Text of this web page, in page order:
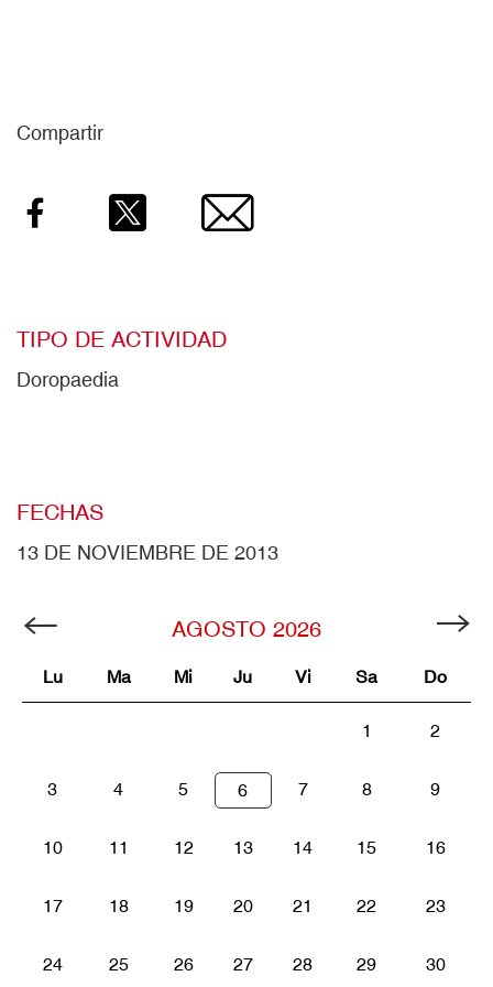
Compartir
Facebook Twitter Email
TIPO DE ACTIVIDAD
Doropaedia
FECHAS
13 DE NOVIEMBRE DE 2013
AGOSTO 2026
Lu Ma Mi Ju Vi Sa Do
1 2
3 4 5 6 7 8 9
10 11 12 13 14 15 16
17 18 19 20 21 22 23
24 25 26 27 28 29 30